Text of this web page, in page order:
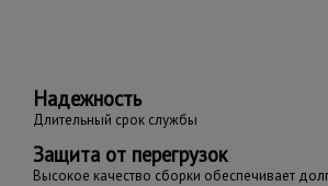
Надежность
Длительный срок службы
Защита от перегрузок
Высокое качество сборки обеспечивает